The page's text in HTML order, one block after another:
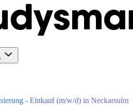
- Einkauf (m/w/d) in Neckarsulm